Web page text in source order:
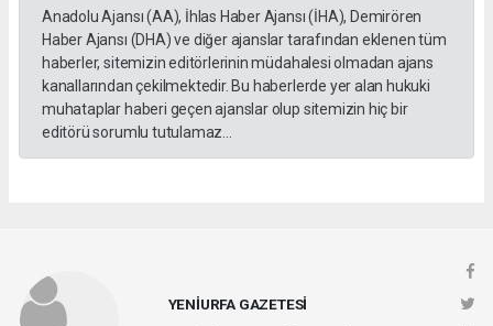
Anadolu Ajansı (AA), İhlas Haber Ajansı (İHA), Demirören
Haber Ajansı (DHA) ve diğer ajanslar tarafından eklenen tüm
haberler, sitemizin editörlerinin müdahalesi olmadan ajans
kanallarından çekilmektedir. Bu haberlerde yer alan hukuki
muhataplar haberi geçen ajanslar olup sitemizin hiç bir
editörü sorumlu tutulamaz...
YENİURFA GAZETESİ